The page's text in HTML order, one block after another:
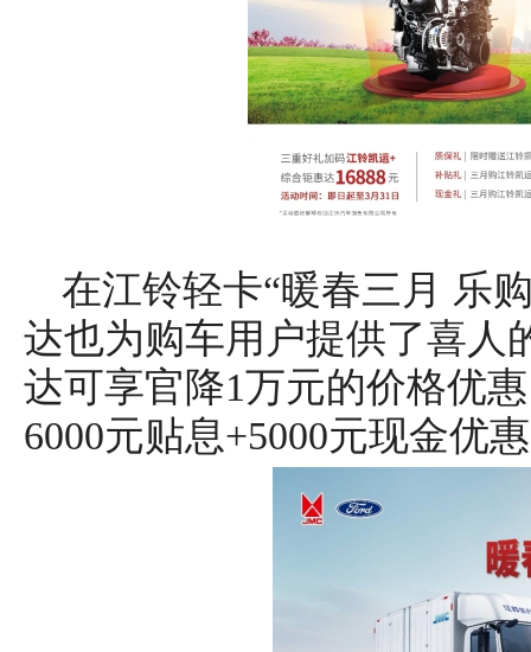
在江铃轻卡“暖春三月 乐
达也为购车用户提供了喜人
达可享官降1万元的价格优
6000元贴息+5000元现金优